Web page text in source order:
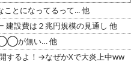
とになってるって... 他
建設費は２兆円規模の見通し 他
◯◯が無い… 他
するよ！→なぜかXで大炎上中ww